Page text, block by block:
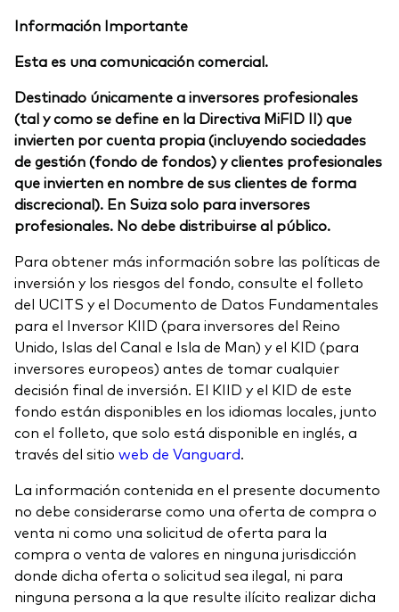
Información Importante
Esta es una comunicación comercial.
Destinado únicamente a inversores profesionales
(tal y como se define en la Directiva MiFID II) que
invierten por cuenta propia (incluyendo sociedades
de gestión (fondo de fondos) y clientes profesionales
que invierten en nombre de sus clientes de forma
discrecional). En Suiza solo para inversores
profesionales. No debe distribuirse al público.
Para obtener más información sobre las políticas de
inversión y los riesgos del fondo, consulte el folleto
del UCITS y el Documento de Datos Fundamentales
para el Inversor KIID (para inversores del Reino
Unido, Islas del Canal e Isla de Man) y el KID (para
inversores europeos) antes de tomar cualquier
decisión final de inversión. El KIID y el KID de este
fondo están disponibles en los idiomas locales, junto
con el folleto, que solo está disponible en inglés, a
través del sitio web de Vanguard.
La información contenida en el presente documento
no debe considerarse como una oferta de compra o
venta ni como una solicitud de oferta para la
compra o venta de valores en ninguna jurisdicción
donde dicha oferta o solicitud sea ilegal, ni para
ninguna persona a la que resulte ilícito realizar dicha